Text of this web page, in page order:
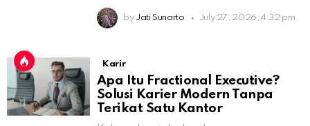
by Jati Sunarto July 27, 2026, 4:32 pm
Karir
Apa Itu Fractional Executive?
Solusi Karier Modern Tanpa
Terikat Satu Kantor